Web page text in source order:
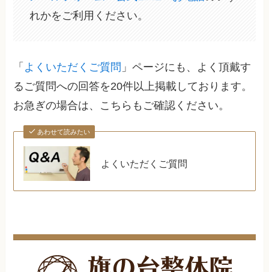
れかをご利用ください。
「 よくいただくご質問 」ページにも、よく頂戴す
るご質問への回答を20件以上掲載しております。
お急ぎの場合は、こちらもご確認ください。
あわせて読みたい
よくいただくご質問